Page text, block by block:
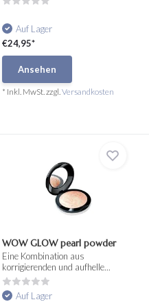
Auf Lager
€24,95*
Ansehen
* Inkl. MwSt. zzgl.Versandkosten
WOW GLOW pearl powder
Eine Kombination aus
korrigierenden und aufhelle...
Auf Lager